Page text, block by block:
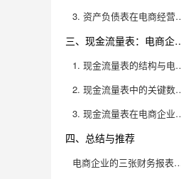
3. 资产负债表
三、现金流量表
1. 现金流量
2. 现金流量表中
3. 现金流量表在
四、总结与推荐
电商企业的三张财务报表分别是哪三